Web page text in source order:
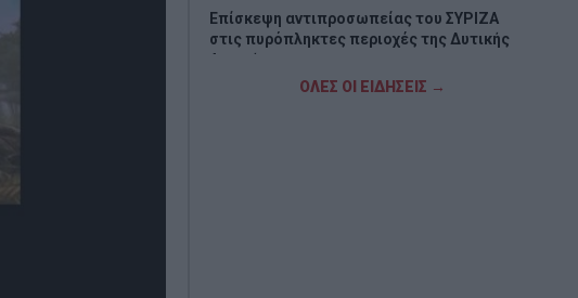
Επίσκεψη αντιπροσωπείας του ΣΥΡΙΖΑ
στις πυρόπληκτες περιοχές της Δυτικής
Αττικής
ΟΛΕΣ ΟΙ ΕΙΔΗΣΕΙΣ →